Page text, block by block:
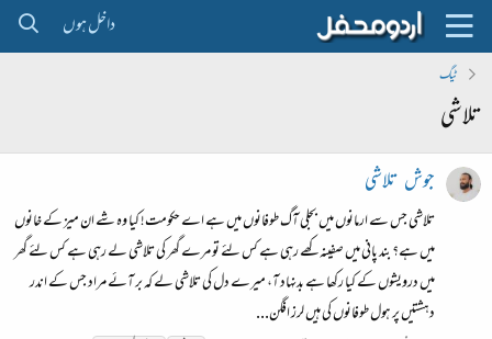
داخل ہوں
ٹیگ
تلاشی
جوش تلاشی
تلاشی جس سے ارمانوں میں بجلی آگ طوفانوں میں ہے اے حکومت! کیا وہ شے ان میز کے خانوں
میں ہے؟ بند پانی میں صفینہ کھے رہی ہے کس لئے تو مرے گھر کی تلاشی لے رہی ہے کس لئے گھر
میں درویشوں کے کیا رکھا ہے بدنہاد آ، میرے دل کی تلاشی لے کہ بر آئے مراد جس کے اندر
دہشتیں پر ہول طوفانوں کی ہیں لرز افگن...